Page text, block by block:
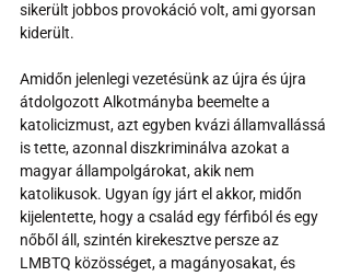
sikerült jobbos provokáció volt, ami gyorsan
kiderült.
Amidőn jelenlegi vezetésünk az újra és újra
átdolgozott Alkotmányba beemelte a
katolicizmust, azt egyben kvázi államvallássá
is tette, azonnal diszkriminálva azokat a
magyar állampolgárokat, akik nem
katolikusok. Ugyan így járt el akkor, midőn
kijelentette, hogy a család egy férfiból és egy
nőből áll, szintén kirekesztve persze az
LMBTQ közösséget, a magányosakat, és